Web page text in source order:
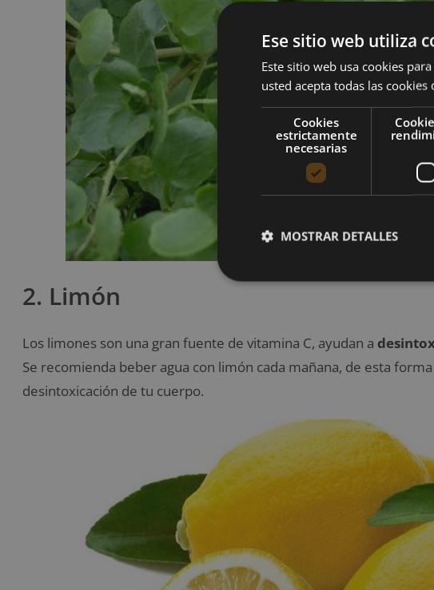
2. Limón
Los limones son una gran fuente de vitamina C, ayudan a
Se recomienda beber agua con limón cada mañana, de esta
desintoxicación de tu cuerpo.
Ese sitio web utiliza
Este sitio web usa cookies
usted acepta todas las
Cookies
estrictamente
necesarias
MOSTRAR DETALLES